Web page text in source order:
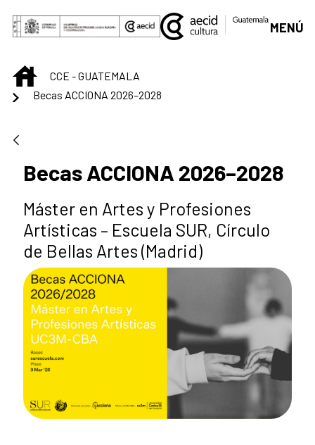
Skip to Main Content
MENÚ
INICIOCCE - GUATEMALA
Becas ACCIONA 2026–2028
Becas ACCIONA 2026–2028
Máster en Artes y Profesiones
Artísticas – Escuela SUR, Círculo
de Bellas Artes (Madrid)